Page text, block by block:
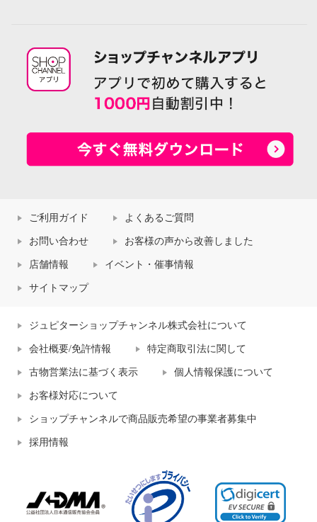
ご利用ガイド よくあるご質問
お問い合わせ お客様の声から改善しました
店舗情報 イベント・催事情報
サイトマップ
ジュピターショップチャンネル株式会社について
会社概要/免許情報 特定商取引法に関して
古物営業法に基づく表示 個人情報保護について
お客様対応について
ショップチャンネルで商品販売希望の事業者募集中
採用情報